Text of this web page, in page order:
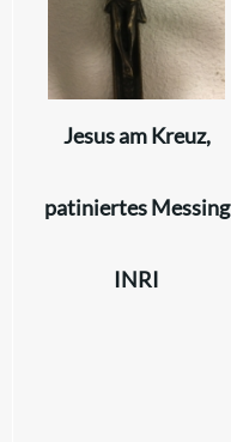
Jesus am Kreuz,
patiniertes Messing
INRI